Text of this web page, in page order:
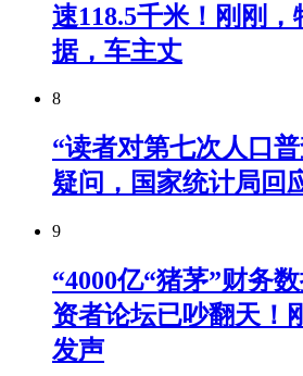
速118.5千米！刚刚
据，车主丈
8
“读者对第七次人口
疑问，国家统计局回
9
“4000亿“猪茅”财务
资者论坛已吵翻天！
发声